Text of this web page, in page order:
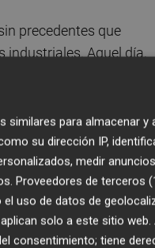
precedentes que
industriales. Aquel día,
al 60% de la
y parte de
se trataba de una
para almacenar y
su dirección IP,
medir
Proveedores de terceros
uso de datos de
solo a este sitio web.
consentimiento; tiene